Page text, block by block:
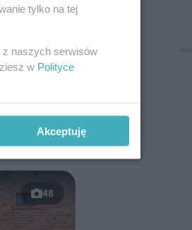
(środa-
48
tylko na tej
z naszych serwisów
w Polityce
Akceptuję